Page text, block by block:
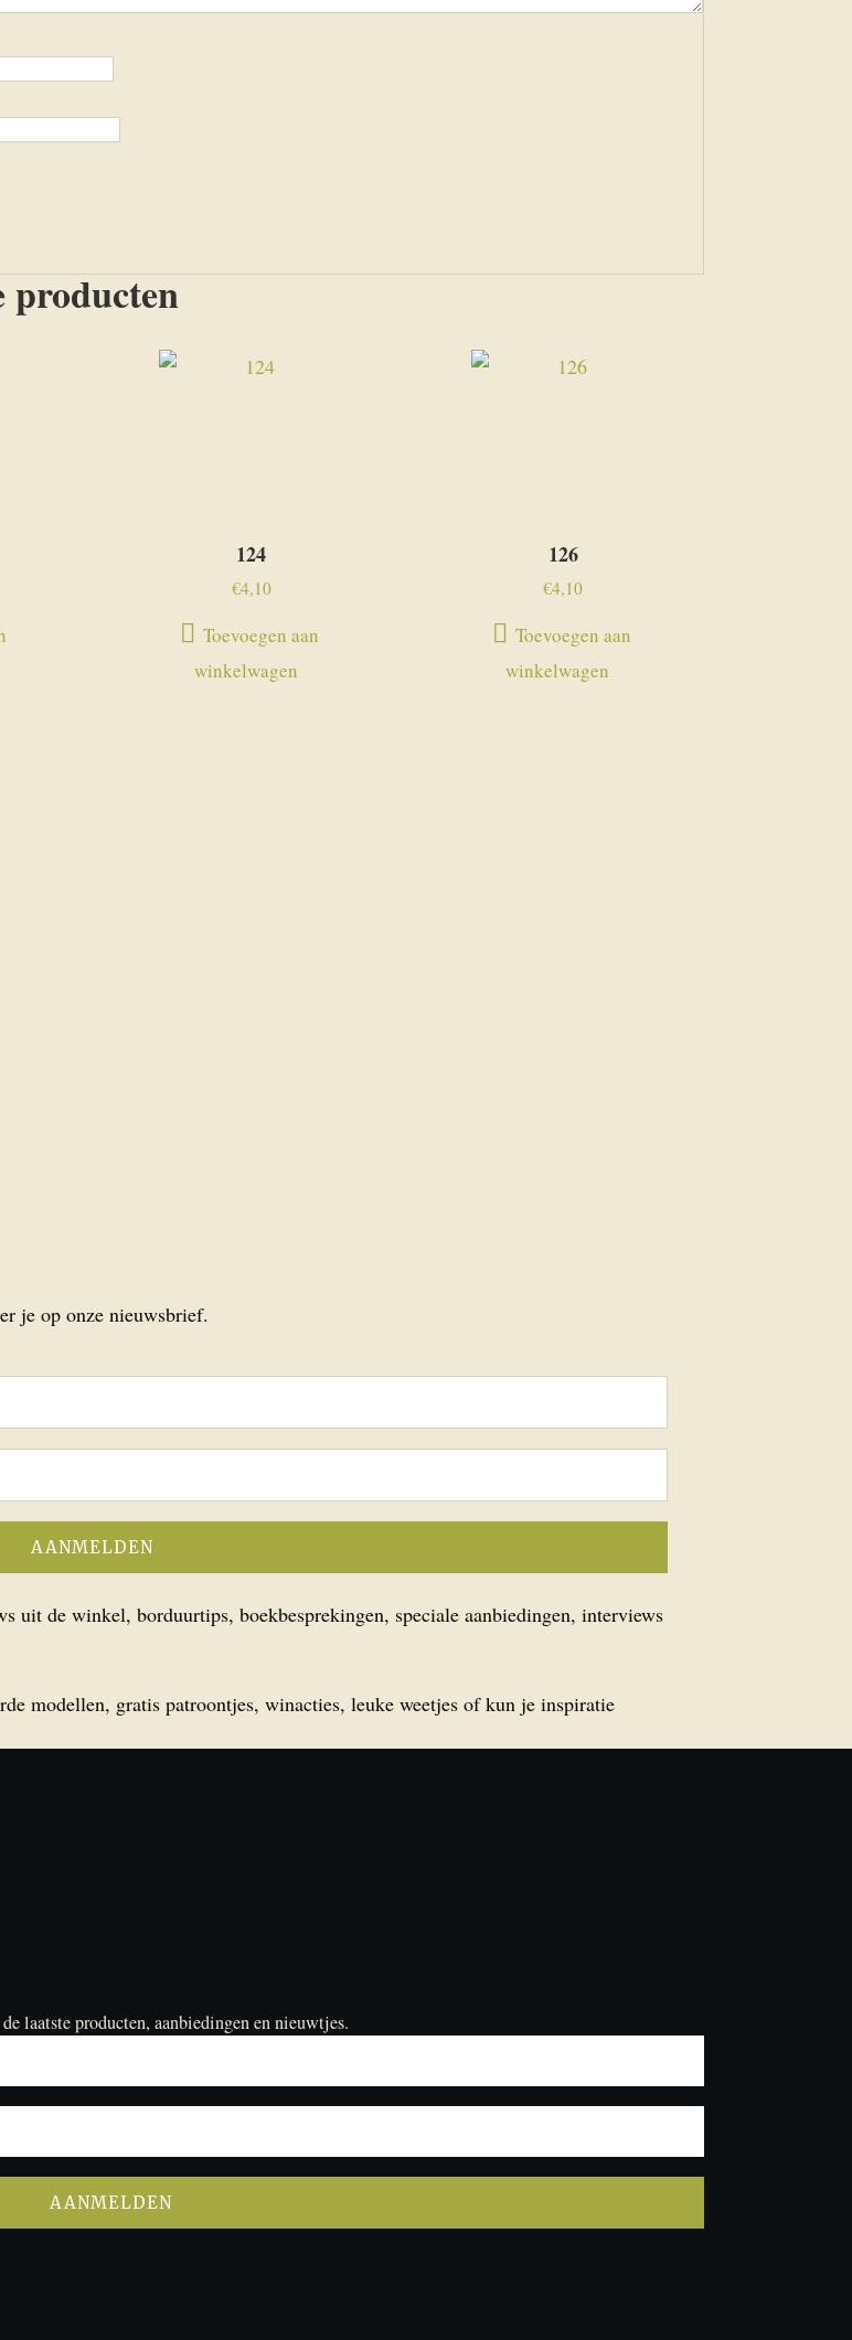
producten
124
€4,10
Toevoegen aan
winkelwagen
126
€4,10
Toevoegen aan
winkelwagen
je op onze nieuwsbrief.
uit de winkel, borduurtips, boekbesprekingen, speciale aanbiedingen, interviews
modellen, gratis patroontjes, winacties, leuke weetjes of kun je inspiratie
laatste producten, aanbiedingen en nieuwtjes.